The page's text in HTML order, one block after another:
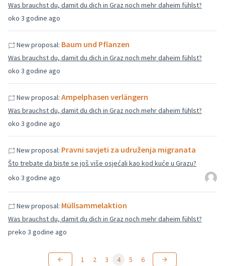
oko 3 godine ago
Was brauchst du, damit du dich in Graz noch mehr daheim fühlst?
oko 3 godine ago
New proposal: Baum und Pflanzen
Was brauchst du, damit du dich in Graz noch mehr daheim fühlst?
oko 3 godine ago
New proposal: Ampelphasen verlängern
Was brauchst du, damit du dich in Graz noch mehr daheim fühlst?
oko 3 godine ago
New proposal: Pravni savjeti za udruženja migranata
Što trebate da biste se još više osjećali kao kod kuće u Grazu?
preko 3 godine ago
New proposal: Müllsammelaktion
Was brauchst du, damit du dich in Graz noch mehr daheim fühlst?
1 2 3 4 5 6